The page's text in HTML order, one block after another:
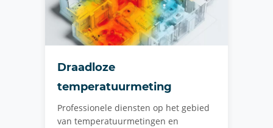
Draadloze
temperatuurmeting
Professionele diensten op het gebied
van temperatuurmetingen en